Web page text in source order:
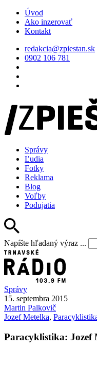
Úvod
Ako inzerovať
Kontakt
redakcia@zpiestan.sk
0902 106 781
Správy
Ľudia
Fotky
Reklama
Blog
Voľby
Podujatia
Napíšte hľadaný výraz ...
Správy
15. septembra 2015
Martin Palkovič
Jozef Metelka,
Paracyklistika: Jozef